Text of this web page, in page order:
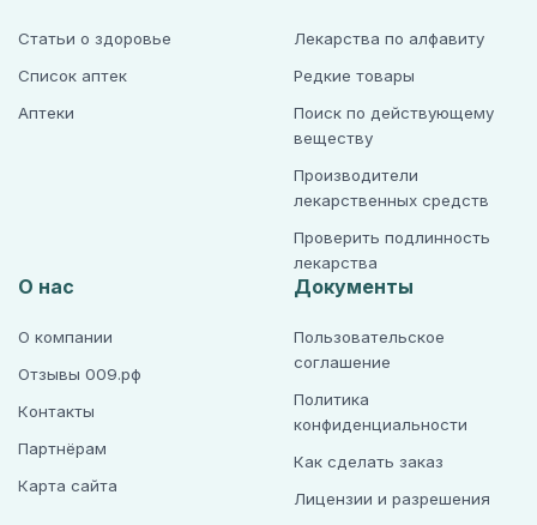
Статьи о здоровье
Список аптек
Аптеки
Лекарства по алфавиту
Редкие товары
Поиск по действующему
веществу
Производители
лекарственных средств
Проверить подлинность
лекарства
О нас
О компании
Отзывы 009.рф
Контакты
Партнёрам
Карта сайта
Документы
Пользовательское
соглашение
Политика
конфиденциальности
Как сделать заказ
Лицензии и разрешения